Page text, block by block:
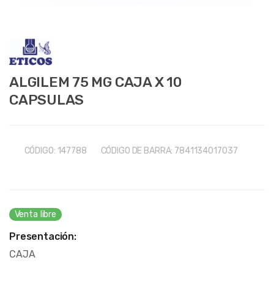
ALGILEM 75 MG CAJA X 10
CAPSULAS
CÓDIGO: 147788 CÓDIGO DE BARRA: 7841134017037
Venta libre
Presentación:
CAJA